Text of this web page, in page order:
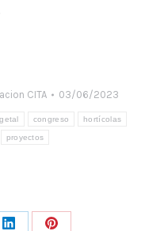
CITA 03/06/2023
congreso hortícolas
proyectos